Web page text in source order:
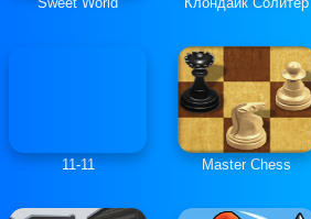
11-11 Master Chess